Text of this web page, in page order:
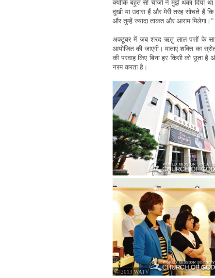
क्योंकि बहुत सी चीजों ने मुझे थका दिया
दुखी या उदास हैं और मेरी तरह सोचते हैं
और तुम्हें ज्यादा ताकत और आराम मिलेगा।”
अक्टूबर में जब शरद ऋतु लाल पत्तों के
आयोजित की जाएगी। माताएं शक्ति का
की परवाह किए बिना हर किसी को छूता
नरम करता है।
ⓒ 2013 WATV